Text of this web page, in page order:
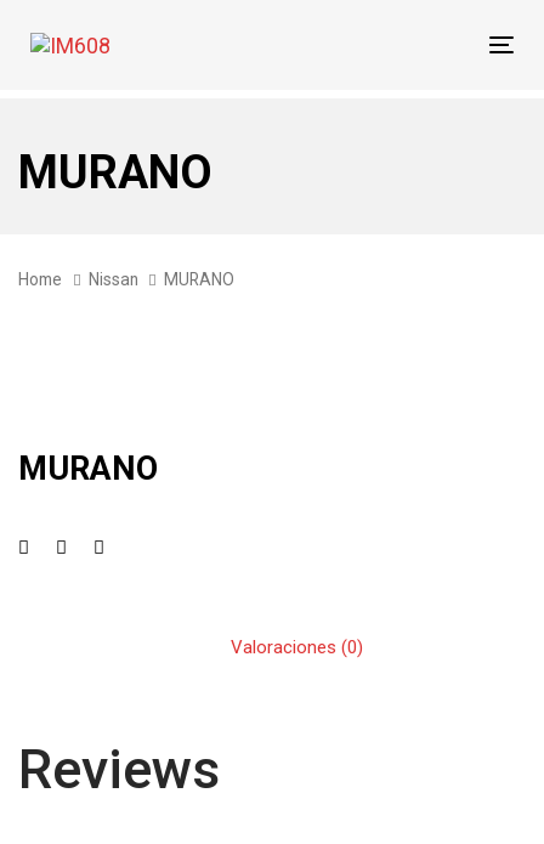
links
to
to
MURANO
Home Nissan MURANO
MURANO
Valoraciones (0)
Reviews